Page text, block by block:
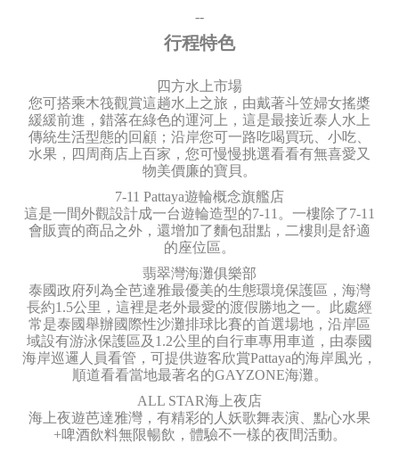
--
行程特色
四方水上市場
您可搭乘木筏觀賞這趟水上之旅，由戴著斗笠婦女搖槳
緩緩前進，錯落在綠色的運河上，這是最接近泰人水上
傳統生活型態的回顧；沿岸您可一路吃喝買玩、小吃、
水果，四周商店上百家，您可慢慢挑選看看有無喜愛又
物美價廉的寶貝。
7-11 Pattaya遊輪概念旗艦店
這是一間外觀設計成一台遊輪造型的7-11。一樓除了7-11
會販賣的商品之外，還增加了麵包甜點，二樓則是舒適
的座位區。
翡翠灣海灘俱樂部
泰國政府列為全芭達雅最優美的生態環境保護區，海灣
長約1.5公里，這裡是老外最愛的渡假勝地之一。此處經
常是泰國舉辦國際性沙灘排球比賽的首選場地，沿岸區
域設有游泳保護區及1.2公里的自行車專用車道，由泰國
海岸巡邏人員看管，可提供遊客欣賞Pattaya的海岸風光，
順道看看當地最著名的GAYZONE海灘。
ALL STAR海上夜店
海上夜遊芭達雅灣，有精彩的人妖歌舞表演、點心水果
+啤酒飲料無限暢飲，體驗不一樣的夜間活動。